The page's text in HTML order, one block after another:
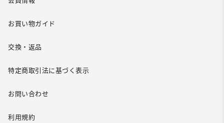
お買い物ガイド
交換・返品
特定商取引法に基づく表示
お問い合わせ
利用規約